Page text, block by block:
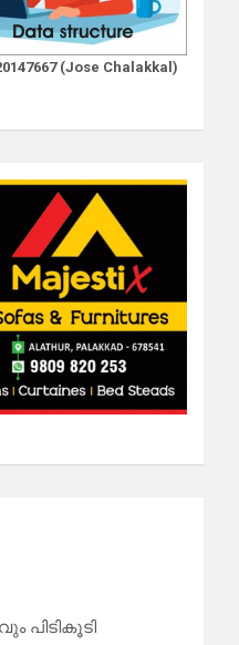
(Jose Chalakkal)
പിടികൂടി